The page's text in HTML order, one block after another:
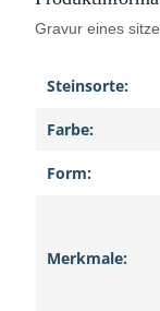
Gravur eines
Steinsorte:
Farbe:
Form:
Merkmale: